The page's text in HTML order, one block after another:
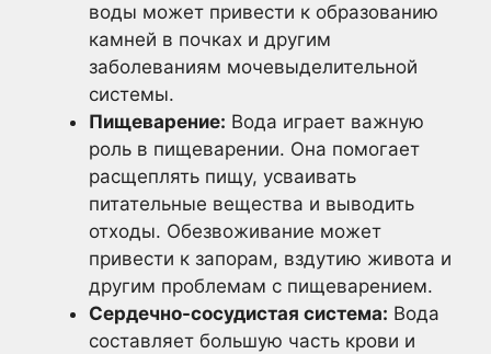
воды может привести к образованию
камней в почках и другим
заболеваниям мочевыделительной
системы.
Пищеварение: Вода играет важную
роль в пищеварении. Она помогает
расщеплять пищу, усваивать
питательные вещества и выводить
отходы. Обезвоживание может
привести к запорам, вздутию живота и
другим проблемам с пищеварением.
Сердечно-сосудистая система: Вода
составляет большую часть крови и